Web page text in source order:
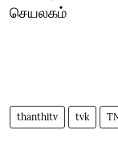
செயலகம்
thanthitv tvk